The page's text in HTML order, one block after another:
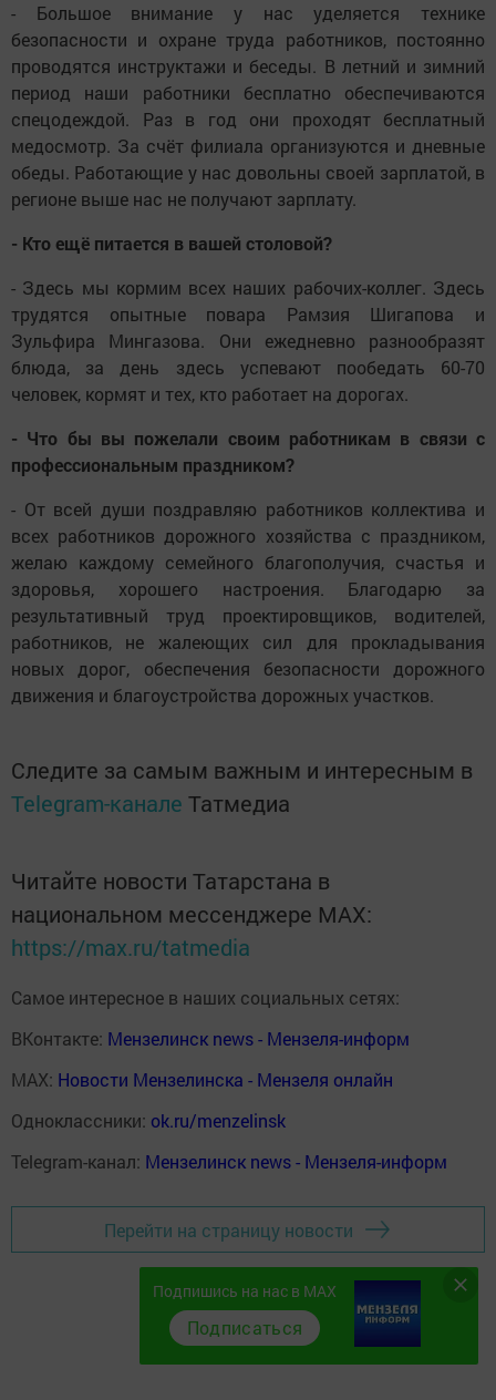
- Большое внимание у нас уделяется технике
безопасности и охране труда работников, постоянно
проводятся инструктажи и беседы. В летний и зимний
период наши работники бесплатно обеспечиваются
спецодеждой. Раз в год они проходят бесплатный
медосмотр. За счёт филиала организуются и дневные
обеды. Работающие у нас довольны своей зарплатой, в
регионе выше нас не получают зарплату.
- Кто ещё питается в вашей столовой?
- Здесь мы кормим всех наших рабочих-коллег. Здесь
трудятся опытные повара Рамзия Шигапова и
Зульфира Мингазова. Они ежедневно разнообразят
блюда, за день здесь успевают пообедать 60-70
человек, кормят и тех, кто работает на дорогах.
- Что бы вы пожелали своим работникам в связи с
профессиональным праздником?
- От всей души поздравляю работников коллектива и
всех работников дорожного хозяйства с праздником,
желаю каждому семейного благополучия, счастья и
здоровья, хорошего настроения. Благодарю за
результативный труд проектировщиков, водителей,
работников, не жалеющих сил для прокладывания
новых дорог, обеспечения безопасности дорожного
движения и благоустройства дорожных участков.
Следите за самым важным и интересным в
Telegram-канале Татмедиа
Читайте новости Татарстана в
национальном мессенджере MАХ:
https://max.ru/tatmedia
Самое интересное в наших социальных сетях:
ВКонтакте: Мензелинск news - Мензеля-информ
MAX: Новости Мензелинска - Мензеля онлайн
Одноклассники: ok.ru/menzelinsk
Telegram-канал: Мензелинск news - Мензеля-информ
Перейти на страницу новости
Подпишись на нас в MAX
Подписаться